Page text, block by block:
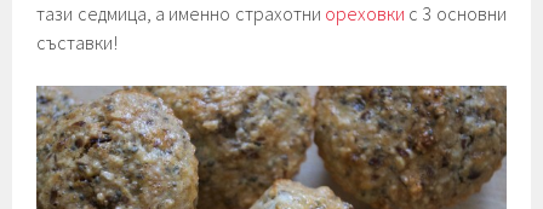
тази седмица, а именно страхотни ореховки с 3 основни
съставки!